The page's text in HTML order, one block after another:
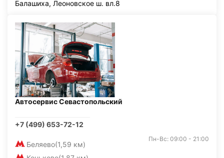
Балашиха, Леоновское ш. вл.8
Автосервис Севастопольский
+7 (499) 653-72-12
Беляево(1,59 км)
Пн-Вс: 09:00 - 21:00